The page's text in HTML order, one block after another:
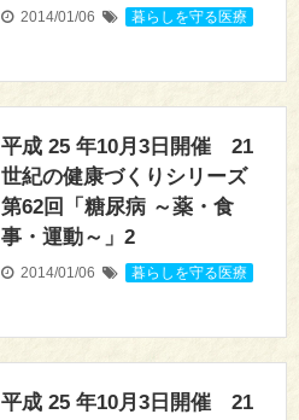
2014/01/06 暮らしを守る医療
平成 25 年10月3日開催 21
世紀の健康づくりシリーズ
第62回「糖尿病 ～薬・食
事・運動～」2
2014/01/06 暮らしを守る医療
平成 25 年10月3日開催 21